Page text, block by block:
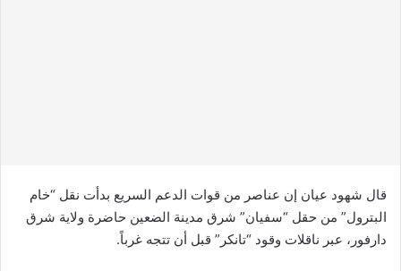
ر
قال شهود عيان إن عناصر من قوات الدعم السريع بدأت نقل “خام
البترول” من حقل “سفيان” شرق مدينة الضعين حاضرة ولاية شرق
دارفور، عبر ناقلات وقود “تانكر” قبل أن تتجه غرباً.